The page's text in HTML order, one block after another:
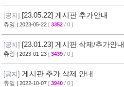
[공지] [23.05.22] 게시판 추가안내
츄잉 | 2023-05-22 [ 3352 / 0 ]
[공지] [23.01.23] 게시판 삭제/추가안내
츄잉 | 2023-01-23 [ 3439 / 0 ]
[공지] 게시판 추가 삭제 안내
츄잉 | 2022-10-07 [ 3940 / 0 ]